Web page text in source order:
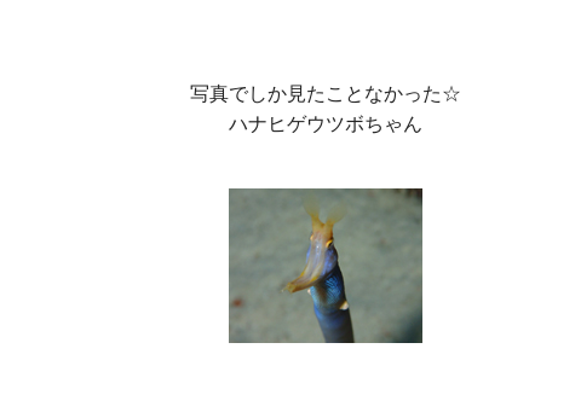
写真でしか見たことなかった☆
ハナヒゲウツボちゃん